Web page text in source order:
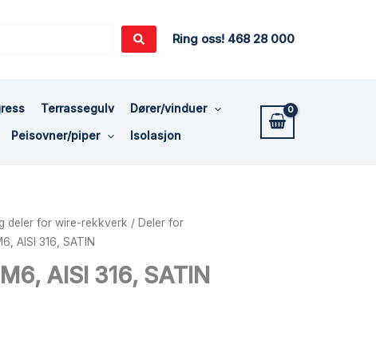
Ring oss! 468 28 000
Terrassegulv
Dører/vinduer
Peisovner/piper Isolasjon
deler for wire-rekkverk / Deler for
AISI 316, SATIN
AISI 316, SATIN